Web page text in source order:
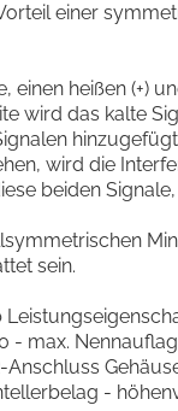
einer
heißen (+)
wird das kalte
wird die
beiden
sein.
max.
-